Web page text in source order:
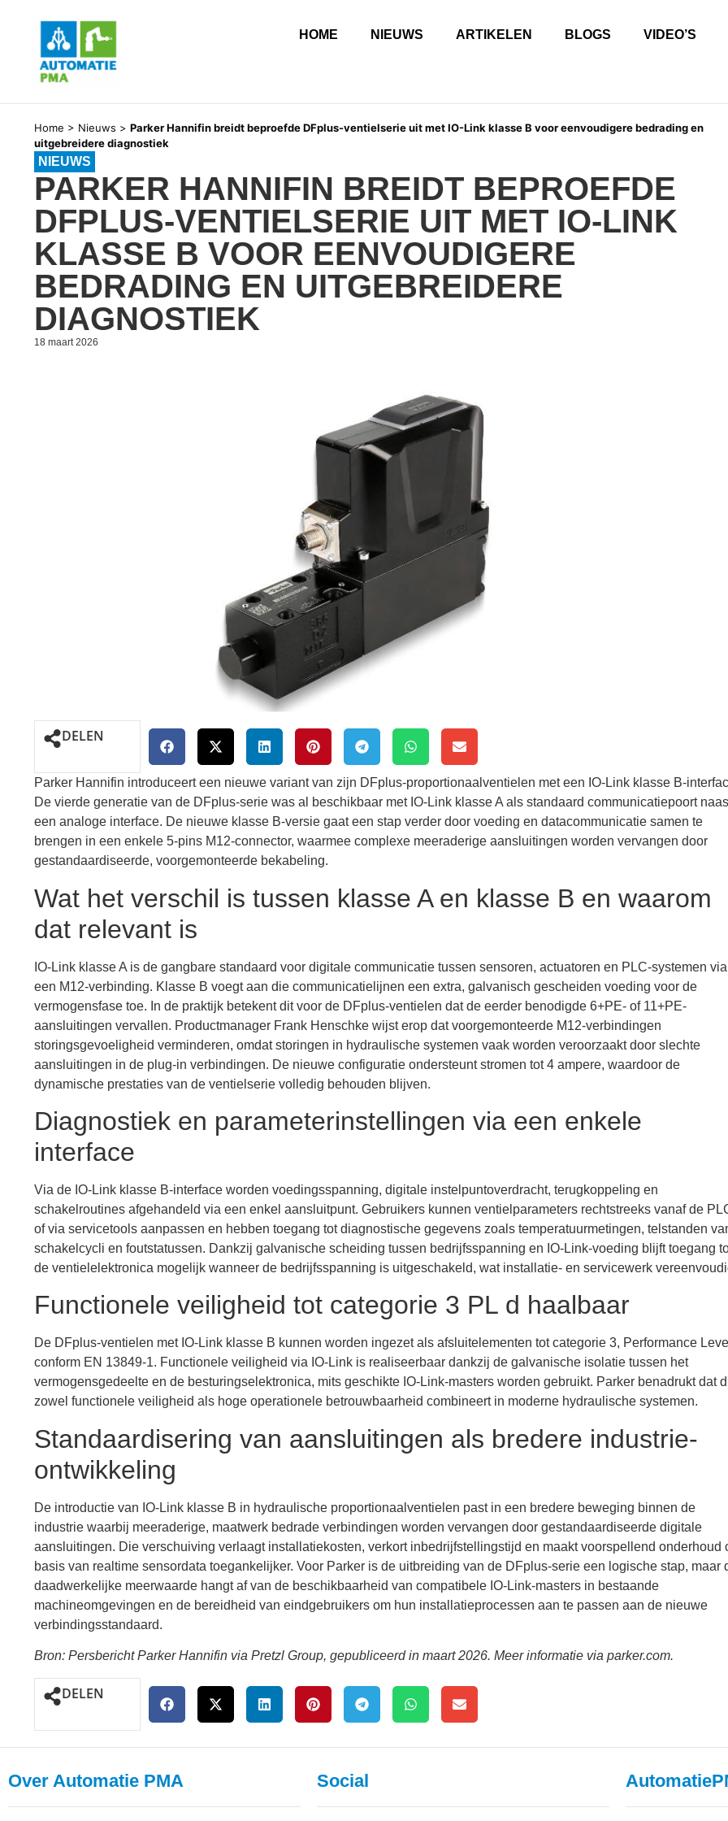
HOME NIEUWS ARTIKELEN BLOGS VIDEO’S
Home > Nieuws > Parker Hannifin breidt beproefde DFplus-ventielserie uit met IO-Link klasse B voor eenvoudigere bedrading en
uitgebreidere diagnostiek
NIEUWS
PARKER HANNIFIN BREIDT BEPROEFDE
DFPLUS-VENTIELSERIE UIT MET IO-LINK
KLASSE B VOOR EENVOUDIGERE
BEDRADING EN UITGEBREIDERE
DIAGNOSTIEK
18 maart 2026
DELEN
Parker Hannifin introduceert een nieuwe variant van zijn DFplus-proportionaalventielen met een IO-Link klasse B-
De vierde generatie van de DFplus-serie was al beschikbaar met IO-Link klasse A als standaard communicatiepoort
een analoge interface. De nieuwe klasse B-versie gaat een stap verder door voeding en datacommunicatie samen te
brengen in een enkele 5-pins M12-connector, waarmee complexe meeraderige aansluitingen worden vervangen door
gestandaardiseerde, voorgemonteerde bekabeling.
Wat het verschil is tussen klasse A en klasse B en waarom
dat relevant is
IO-Link klasse A is de gangbare standaard voor digitale communicatie tussen sensoren, actuatoren en PLC-systemen via
een M12-verbinding. Klasse B voegt aan die communicatielijnen een extra, galvanisch gescheiden voeding voor de
vermogensfase toe. In de praktijk betekent dit voor de DFplus-ventielen dat de eerder benodigde 6+PE- of 11+PE-
aansluitingen vervallen. Productmanager Frank Henschke wijst erop dat voorgemonteerde M12-verbindingen
storingsgevoeligheid verminderen, omdat storingen in hydraulische systemen vaak worden veroorzaakt door slechte
aansluitingen in de plug-in verbindingen. De nieuwe configuratie ondersteunt stromen tot 4 ampere, waardoor de
dynamische prestaties van de ventielserie volledig behouden blijven.
Diagnostiek en parameterinstellingen via een enkele
interface
Via de IO-Link klasse B-interface worden voedingsspanning, digitale instelpuntoverdracht, terugkoppeling en
schakelroutines afgehandeld via een enkel aansluitpunt. Gebruikers kunnen ventielparameters rechtstreeks vanaf de
of via servicetools aanpassen en hebben toegang tot diagnostische gegevens zoals temperatuurmetingen, telstanden
schakelcycli en foutstatussen. Dankzij galvanische scheiding tussen bedrijfsspanning en IO-Link-voeding blijft toegang
de ventielelektronica mogelijk wanneer de bedrijfsspanning is uitgeschakeld, wat installatie- en servicewerk
Functionele veiligheid tot categorie 3 PL d haalbaar
De DFplus-ventielen met IO-Link klasse B kunnen worden ingezet als afsluitelementen tot categorie 3, Performance
conform EN 13849-1. Functionele veiligheid via IO-Link is realiseerbaar dankzij de galvanische isolatie tussen het
vermogensgedeelte en de besturingselektronica, mits geschikte IO-Link-masters worden gebruikt. Parker benadrukt dat
zowel functionele veiligheid als hoge operationele betrouwbaarheid combineert in moderne hydraulische systemen.
Standaardisering van aansluitingen als bredere industrie-
ontwikkeling
De introductie van IO-Link klasse B in hydraulische proportionaalventielen past in een bredere beweging binnen de
industrie waarbij meeraderige, maatwerk bedrade verbindingen worden vervangen door gestandaardiseerde digitale
aansluitingen. Die verschuiving verlaagt installatiekosten, verkort inbedrijfstellingstijd en maakt voorspellend onderhoud
basis van realtime sensordata toegankelijker. Voor Parker is de uitbreiding van de DFplus-serie een logische stap, maar
daadwerkelijke meerwaarde hangt af van de beschikbaarheid van compatibele IO-Link-masters in bestaande
machineomgevingen en de bereidheid van eindgebruikers om hun installatieprocessen aan te passen aan de nieuwe
verbindingsstandaard.
Bron: Persbericht Parker Hannifin via Pretzl Group, gepubliceerd in maart 2026. Meer informatie via parker.com.
DELEN
Over Automatie PMA Social